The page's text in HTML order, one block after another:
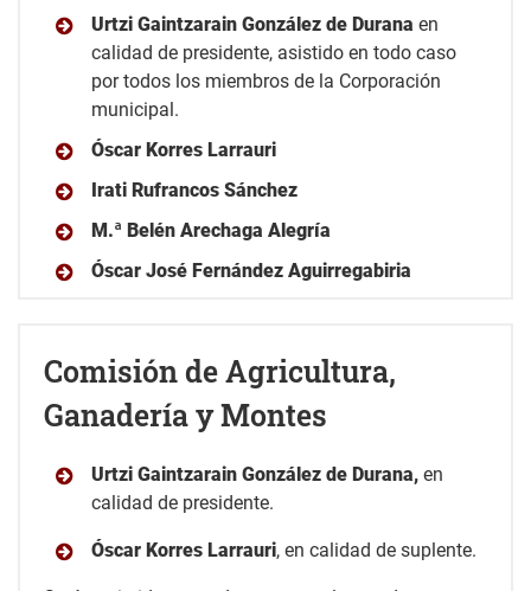
Urtzi Gaintzarain González de Durana en
calidad de presidente, asistido en todo caso
por todos los miembros de la Corporación
municipal.
Óscar Korres Larrauri
Irati Rufrancos Sánchez
M.ª Belén Arechaga Alegría
Óscar José Fernández Aguirregabiria
Comisión de Agricultura,
Ganadería y Montes
Urtzi Gaintzarain González de Durana, en
calidad de presidente.
Óscar Korres Larrauri, en calidad de suplente.